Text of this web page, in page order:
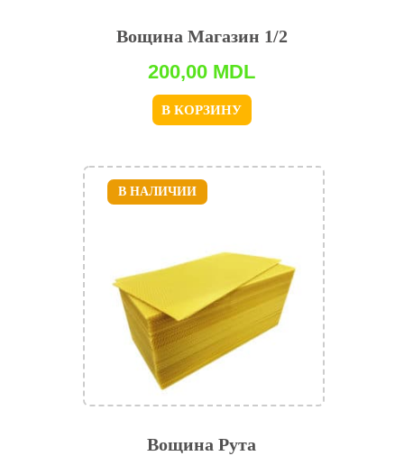
Вощина Магазин 1/2
200,00 MDL
В КОРЗИНУ
Вощина Рута
В НАЛИЧИИ